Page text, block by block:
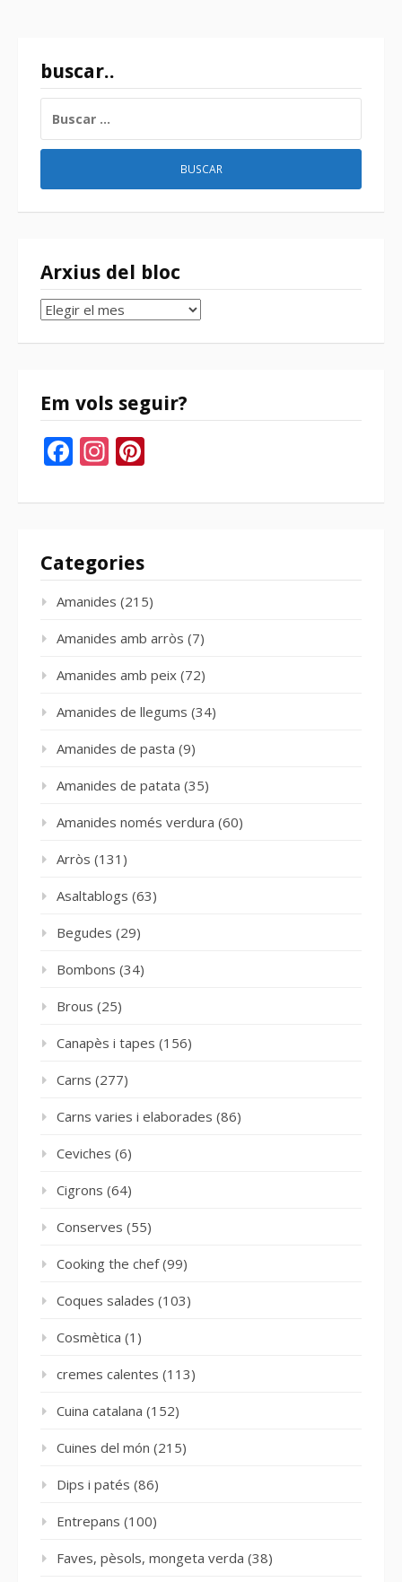
buscar..
Arxius del bloc
Arxius
bloc
Em vols seguir?
Facebook
Instagram
Categories
Amanides (215)
Amanides amb arròs (7)
Amanides amb peix (72)
Amanides de llegums (34)
Amanides de pasta (9)
Amanides de patata (35)
Amanides només verdura (60)
Arròs (131)
Asaltablogs (63)
Begudes (29)
Bombons (34)
Brous (25)
Canapès i tapes (156)
Carns (277)
Carns varies i elaborades (86)
Ceviches (6)
Cigrons (64)
Conserves (55)
Cooking the chef(99)
Coques salades (103)
Cosmètica (1)
cremes calentes (113)
Cuina catalana (152)
Cuines del món (215)
Dips i patés (86)
Entrepans (100)
Faves, pèsols, mongeta verda (38)